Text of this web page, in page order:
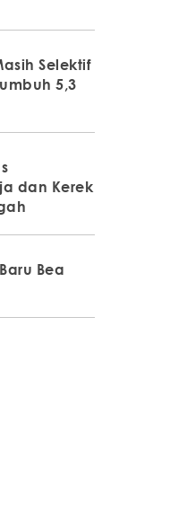
Selektif
5,3
dan Kerek
Bea